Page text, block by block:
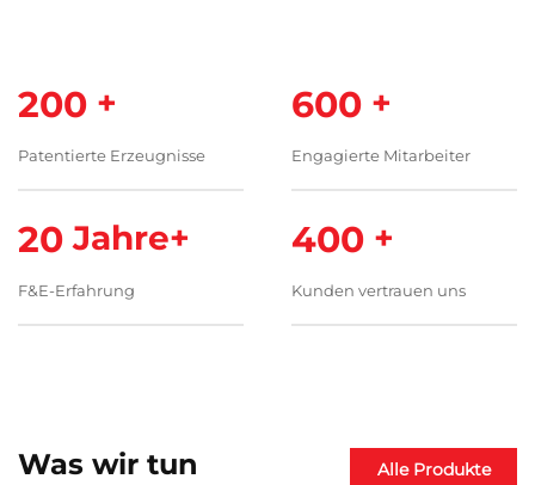
200 +
Patentierte Erzeugnisse
600 +
Engagierte Mitarbeiter
20 Jahre+
F&E-Erfahrung
400 +
Kunden vertrauen uns
Was wir tun Alle Produkte